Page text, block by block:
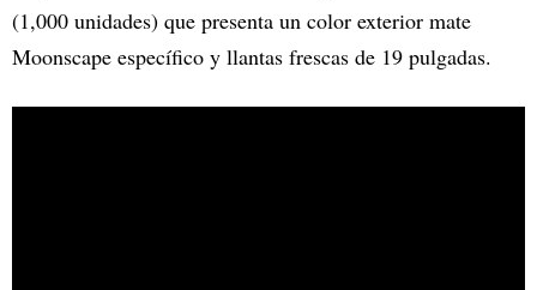
(1,000 unidades) que presenta un color exterior mate
Moonscape específico y llantas frescas de 19 pulgadas.